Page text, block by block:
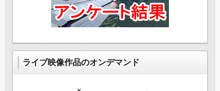
ライブ映像作品のオンデマンド